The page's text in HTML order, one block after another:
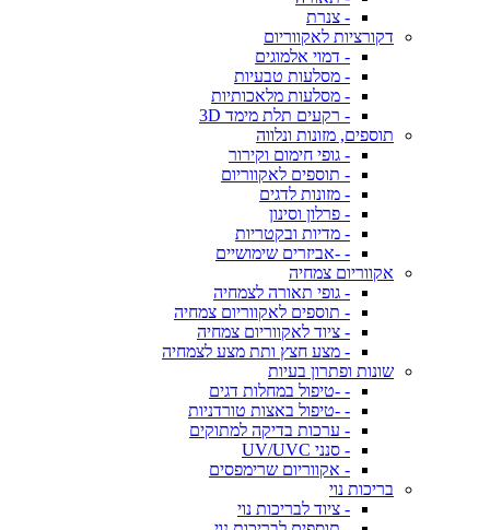
- צנרת
דקורציות לאקווריום
- דמוי אלמוגים
- מסלעות טבעיות
- מסלעות מלאכותיות
- רקעים תלת מימד 3D
תוספים, מזונות ונלווה
- גופי חימום וקירור
- תוספים לאקווריום
- מזונות לדגים
- פרלון וסינון
- מדיות ובקטריות
- -אביזרים שימושיים
אקווריום צמחיה
- גופי תאורה לצמחיה
- תוספים לאקווריום צמחיה
- ציוד לאקווריום צמחיה
- מצע חצץ ותת מצע לצמחיה
שונות ופתרון בעיות
- -טיפול במחלות דגים
- -טיפול באצות טורדניות
- ערכות בדיקה למתוקים
- סנני UV/UVC
- אקווריום שרימפסים
בריכות נוי
- ציוד לבריכות נוי